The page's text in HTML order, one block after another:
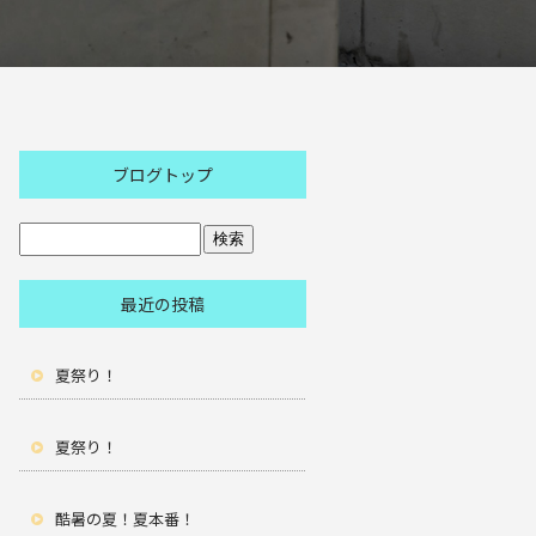
ブログトップ
最近の投稿
夏祭り！
夏祭り！
酷暑の夏！夏本番！